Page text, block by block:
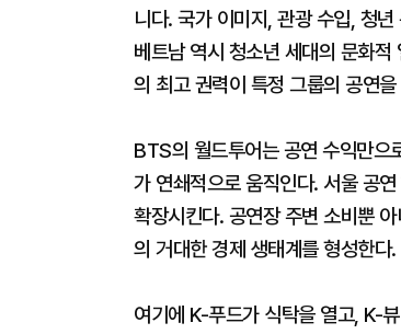
니다. 국가 이미지, 관광 수입, 청
베트남 역시 청소년 세대의 문화
의 최고 권력이 특정 그룹의 공연
BTS의 월드투어는 공연 수익만으
가 연쇄적으로 움직인다. 서울 공
확장시킨다. 공연장 주변 소비뿐
의 거대한 경제 생태계를 형성한다.
여기에 K-푸드가 식탁을 열고, K-